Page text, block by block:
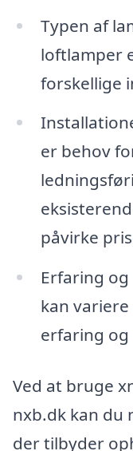
Typen af
loftlamper
forskellige
er behov
påvirke
Erfaring
kan
erfaring
Ved at bruge
nxb.dk kan du
der tilbyder